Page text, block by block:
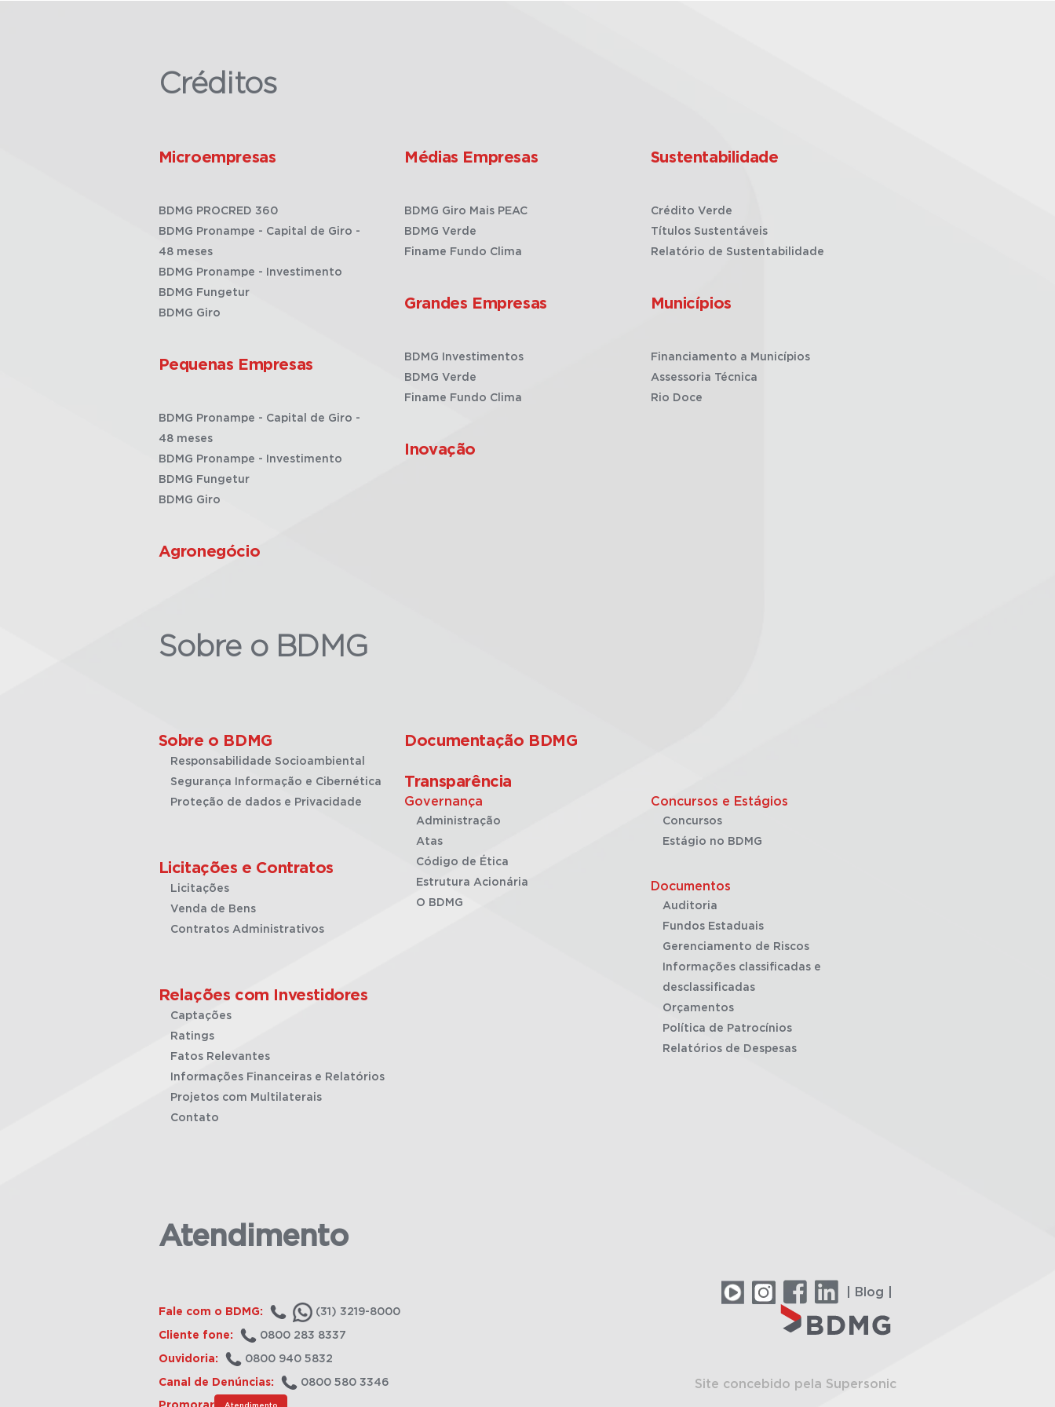
Créditos
Microempresas
BDMG PROCRED 360
BDMG Pronampe - Capital de Giro -
48 meses
BDMG Pronampe - Investimento
BDMG Fungetur
BDMG Giro
Pequenas Empresas
BDMG Pronampe - Capital de Giro -
48 meses
BDMG Pronampe - Investimento
BDMG Fungetur
BDMG Giro
Agronegócio
Médias Empresas
BDMG Giro Mais PEAC
BDMG Verde
Finame Fundo Clima
Grandes Empresas
BDMG Investimentos
BDMG Verde
Finame Fundo Clima
Inovação
Sustentabilidade
Crédito Verde
Títulos Sustentáveis
Relatório de Sustentabilidade
Municípios
Financiamento a Municípios
Assessoria Técnica
Rio Doce
Sobre o BDMG
Sobre o BDMG
Responsabilidade Socioambiental
Segurança Informação e Cibernética
Proteção de dados e Privacidade
Licitações e Contratos
Licitações
Venda de Bens
Contratos Administrativos
Relações com Investidores
Captações
Ratings
Fatos Relevantes
Informações Financeiras e Relatórios
Projetos com Multilaterais
Contato
Documentação BDMG
Transparência
Governança
Administração
Atas
Código de Ética
Estrutura Acionária
O BDMG
Concursos e Estágios
Concursos
Estágio no BDMG
Documentos
Auditoria
Fundos Estaduais
Gerenciamento de Riscos
Informações classificadas e
desclassificadas
Orçamentos
Política de Patrocínios
Relatórios de Despesas
Atendimento
Fale com o BDMG: (31) 3219-8000
Cliente fone: 0800 283 8337
Ouvidoria: 0800 940 5832
Canal de Denúncias: 0800 580 3346
Atendimento
| Blog |
Site concebido pela Supersonic